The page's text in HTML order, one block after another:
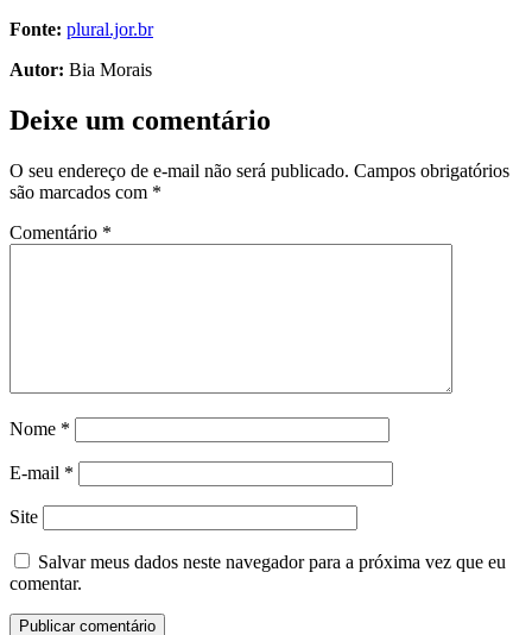
Fonte: plural.jor.br
Autor: Bia Morais
Deixe um comentário
O seu endereço de e-mail não será publicado. Campos obrigatórios
são marcados com *
Comentário *
Nome *
E-mail *
Site
Salvar meus dados neste navegador para a próxima vez que eu
comentar.